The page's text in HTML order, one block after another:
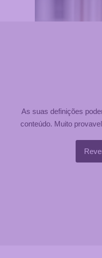
As suas definições
conteúdo. Muito